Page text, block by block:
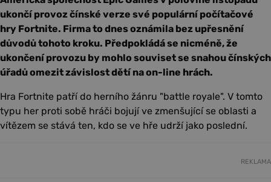
ukončí provoz čínské verze své populární počítačové
hry Fortnite. Firma to dnes oznámila bez upřesnění
důvodů tohoto kroku. Předpokládá se nicméně, že
ukončení provozu by mohlo souviset se snahou čínských
úřadů omezit závislost dětí na on-line hrách.
Hra Fortnite patří do herního žánru "battle royale". V tomto
typu her proti sobě hráči bojují ve zmenšující se oblasti a
vítězem se stává ten, kdo se ve hře udrží jako poslední.
REKLAMA